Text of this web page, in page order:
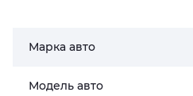
Марка авто
Модель авто